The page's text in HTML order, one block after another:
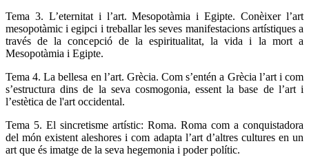
Tema 3. L’eternitat i l’art. Mesopotàmia i Egipte. Conèixer l’art
mesopotàmic i egipci i treballar les seves manifestacions artístiques a
través de la concepció de la espiritualitat, la vida i la mort a
Mesopotàmia i Egipte.
Tema 4. La bellesa en l’art. Grècia. Com s’entén a Grècia l’art i com
s’estructura dins de la seva cosmogonia, essent la base de l’art i
l’estètica de l'art occidental.
Tema 5. El sincretisme artístic: Roma. Roma com a conquistadora
del món existent aleshores i com adapta l’art d’altres cultures en un
art que és imatge de la seva hegemonia i poder polític.